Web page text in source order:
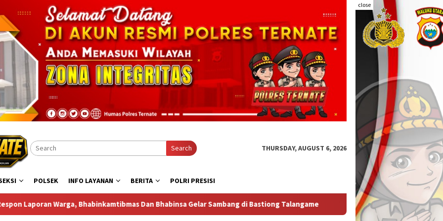
close
Search THURSDAY, AUGUST 6, 2026
POLSEK INFO LAYANAN BERITA POLRI PRESISI
Dan Bhabinsa Gelar Sambang di Bastiong Talangame Kapolda Malut Tegaskan Audit Itwasum Polri Jadi